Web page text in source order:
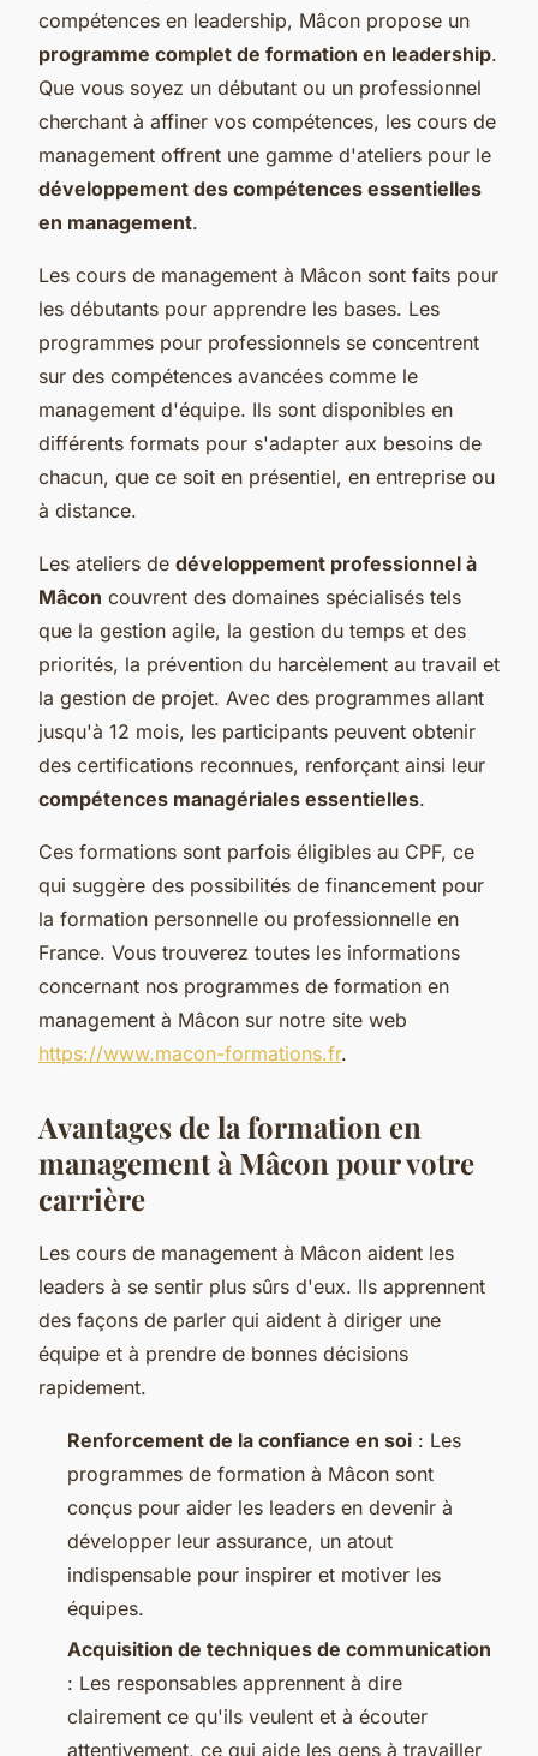
compétences en leadership, Mâcon propose un
programme complet de formation en leadership.
Que vous soyez un débutant ou un professionnel
cherchant à affiner vos compétences, les cours de
management offrent une gamme d'ateliers pour le
développement des compétences essentielles
en management.
Les cours de management à Mâcon sont faits pour
les débutants pour apprendre les bases. Les
programmes pour professionnels se concentrent
sur des compétences avancées comme le
management d'équipe. Ils sont disponibles en
différents formats pour s'adapter aux besoins de
chacun, que ce soit en présentiel, en entreprise ou
à distance.
Les ateliers de développement professionnel à
Mâcon couvrent des domaines spécialisés tels
que la gestion agile, la gestion du temps et des
priorités, la prévention du harcèlement au travail et
la gestion de projet. Avec des programmes allant
jusqu'à 12 mois, les participants peuvent obtenir
des certifications reconnues, renforçant ainsi leur
compétences managériales essentielles.
Ces formations sont parfois éligibles au CPF, ce
qui suggère des possibilités de financement pour
la formation personnelle ou professionnelle en
France. Vous trouverez toutes les informations
concernant nos programmes de formation en
management à Mâcon sur notre site web
https://www.macon-formations.fr.
Avantages de la formation en
management à Mâcon pour votre
carrière
Les cours de management à Mâcon aident les
leaders à se sentir plus sûrs d'eux. Ils apprennent
des façons de parler qui aident à diriger une
équipe et à prendre de bonnes décisions
rapidement.
Renforcement de la confiance en soi : Les
programmes de formation à Mâcon sont
conçus pour aider les leaders en devenir à
développer leur assurance, un atout
indispensable pour inspirer et motiver les
équipes.
Acquisition de techniques de communication
: Les responsables apprennent à dire
clairement ce qu'ils veulent et à écouter
attentivement, ce qui aide les gens à travailler